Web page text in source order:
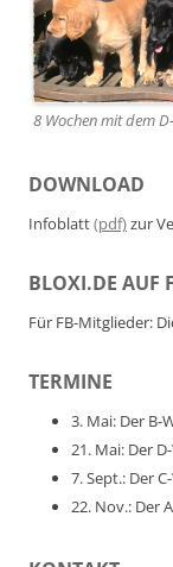
8 Wochen mit dem
DOWNLOAD
Infoblatt(pdf)zur
BLOXI.DE AUF
Für FB-Mitglieder:
TERMINE
3. Mai: Der B-
21. Mai: Der
7. Sept.: Der
22. Nov.: Der